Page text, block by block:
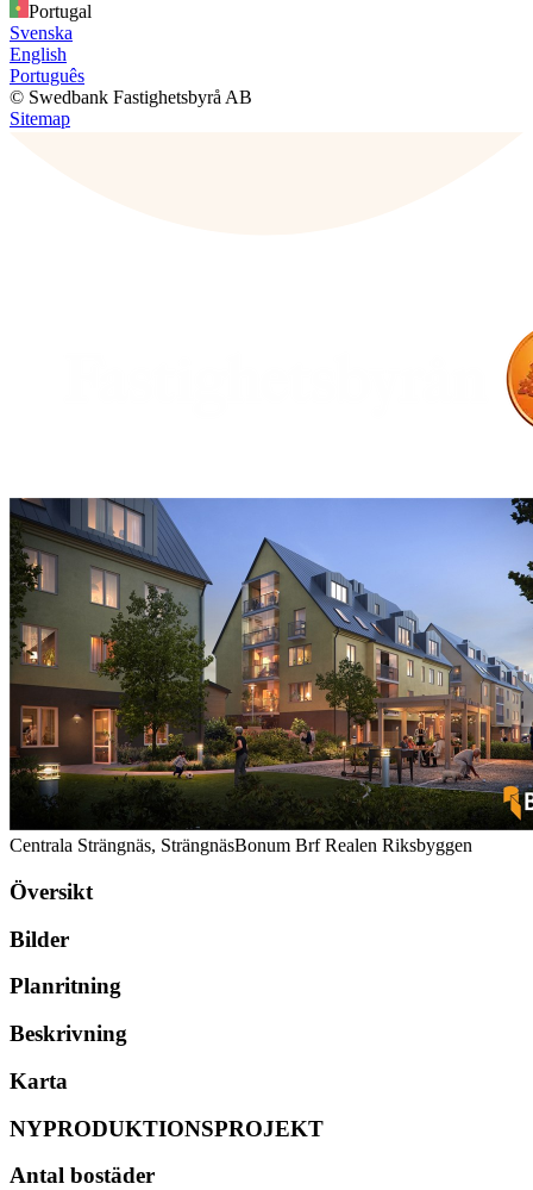
Portugal
Svenska
English
Português
© Swedbank Fastighetsbyrå AB
Sitemap
Centrala Strängnäs, SträngnäsBonum Brf Realen Riksbyggen
Översikt
Bilder
Planritning
Beskrivning
Karta
NYPRODUKTIONSPROJEKT
Antal bostäder